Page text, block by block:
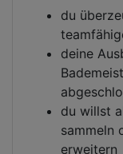
du
deine
du willst
sammeln
erweitern